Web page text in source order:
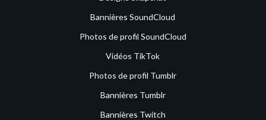
Bannières SoundCloud
Photos de profil SoundCloud
Vidéos TikTok
Photos de profil Tumblr
Bannières Tumblr
Bannières Twitch